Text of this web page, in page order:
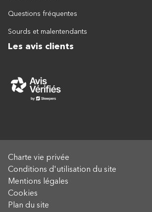
Questions fréquentes
Sourds et malentendants
Les avis clients
Charte vie privée
Conditions d'utilisation du site
Mentions légales
Cookies
Plan du site